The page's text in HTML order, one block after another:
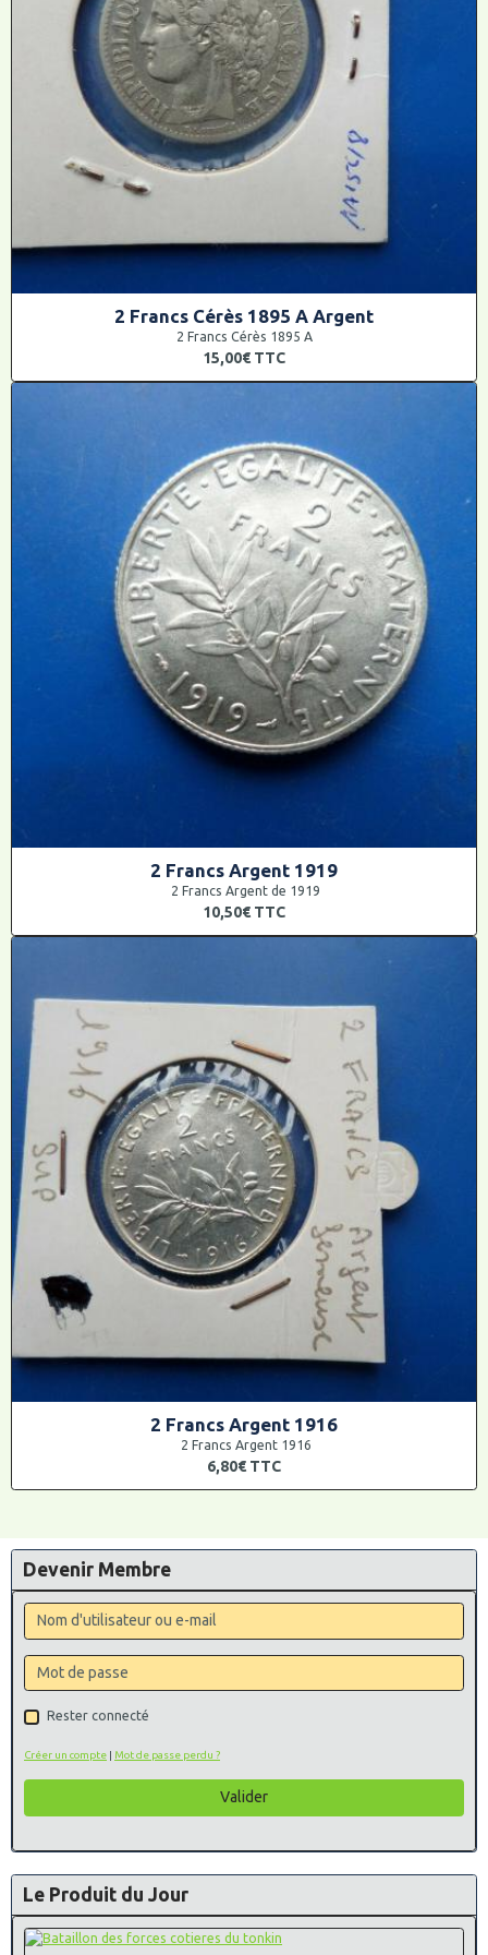
2 Francs Cérès 1895 A Argent
2 Francs Cérès 1895 A
15,00€ TTC
2 Francs Argent 1919
2 Francs Argent de 1919
10,50€ TTC
2 Francs Argent 1916
2 Francs Argent 1916
6,80€ TTC
Devenir Membre
Rester connecté
Créer un compte | Mot de passe perdu ?
Valider
Le Produit du Jour